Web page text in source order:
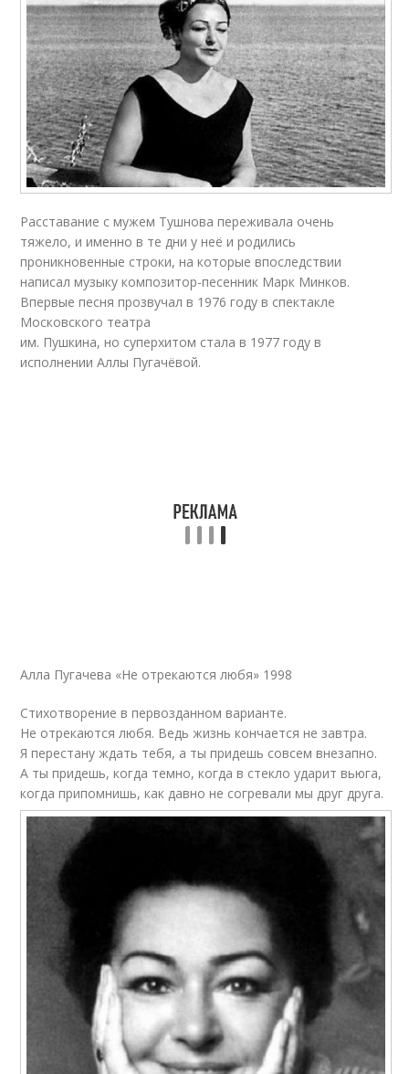
Расставание с мужем Тушнова переживала очень
тяжело, и именно в те дни у неё и родились
проникновенные строки, на которые впоследствии
написал музыку композитор-песенник Марк Минков.
Впервые песня прозвучал в 1976 году в спектакле
Московского театра
им. Пушкина, но суперхитом стала в 1977 году в
исполнении Аллы Пугачёвой.
Алла Пугачева «Не отрекаются любя» 1998
Стихотворение в первозданном варианте.
Не отрекаются любя. Ведь жизнь кончается не завтра.
Я перестану ждать тебя, а ты придешь совсем внезапно.
А ты придешь, когда темно, когда в стекло ударит вьюга,
когда припомнишь, как давно не согревали мы друг друга.